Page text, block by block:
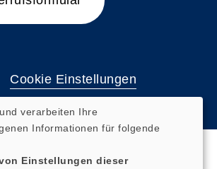
Cookie Einstellungen
verarbeiten Ihre
Informationen für folgende
Einstellungen dieser